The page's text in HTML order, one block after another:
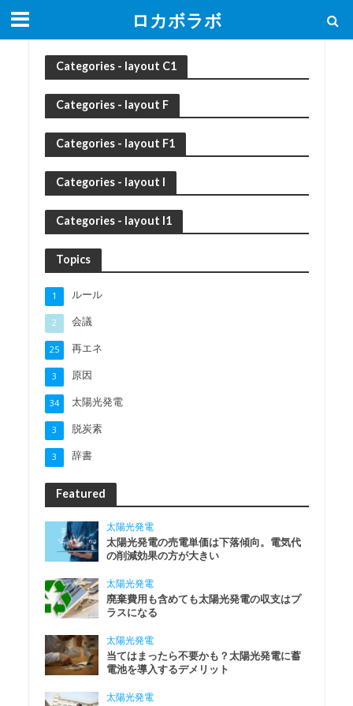
ロカボラボ
Categories - layout C1
Categories - layout F
Categories - layout F1
Categories - layout I
Categories - layout I1
Topics
ルール
1
会議
2
再エネ
25
原因
3
太陽光発電
34
脱炭素
3
辞書
3
Featured
太陽光発電
太陽光発電の売電単価は下落傾向。電気代
の削減効果の方が大きい
太陽光発電
廃棄費用も含めても太陽光発電の収支はプ
ラスになる
太陽光発電
当てはまったら不要かも？太陽光発電に蓄
電池を導入するデメリット
太陽光発電